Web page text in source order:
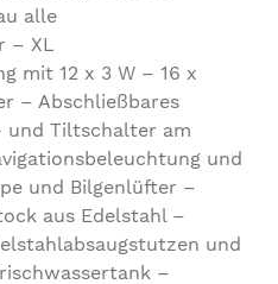
alle
– XL
mit 12 x 3 W – 16 x
– Abschließbares
und Tiltschalter am
und
und Bilgenlüfter –
aus Edelstahl –
und
–